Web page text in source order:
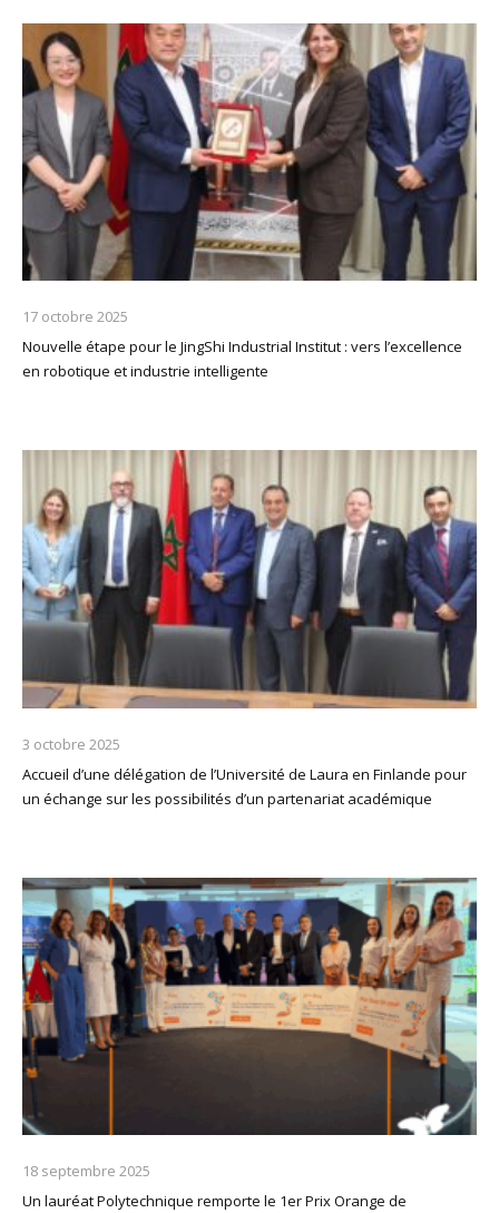
17 octobre 2025
Nouvelle étape pour le JingShi Industrial Institut : vers l’excellence
en robotique et industrie intelligente
3 octobre 2025
Accueil d’une délégation de l’Université de Laura en Finlande pour
un échange sur les possibilités d’un partenariat académique
18 septembre 2025
Un lauréat Polytechnique remporte le 1er Prix Orange de